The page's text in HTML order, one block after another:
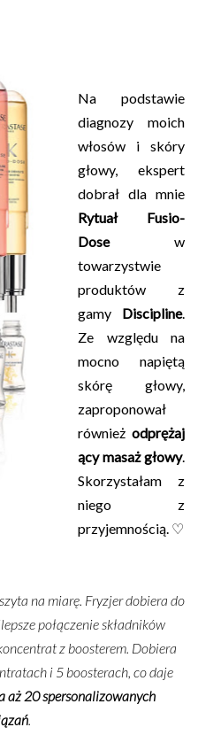
Na podstawie
diagnozy moich
włosów i skóry
głowy, ekspert
dobrał dla mnie
Rytuał Fusio-
Dosew
towarzystwie
produktów z
gamy Discipline.
Ze względu na
mocno napiętą
skórę głowy,
zaproponował
również odprężaj
ący masaż głowy.
Skorzystałam z
niego z
przyjemnością. ♡
na miarę. Fryzjer dobiera do
połączenie składników
z boosterem. Dobiera
i 5 boosterach, co daje
aż 20 spersonalizowanych
.